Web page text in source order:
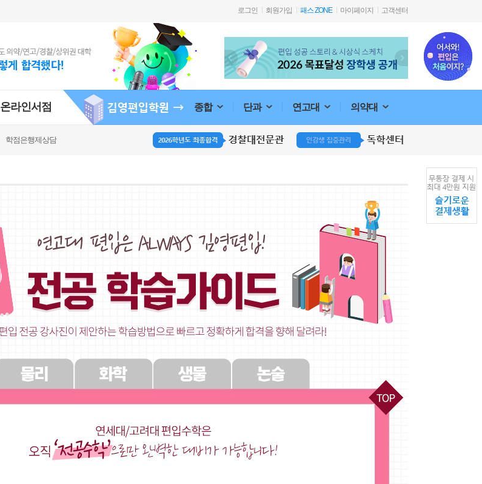
로그인 회원가입 패스 ZONE 마이페이지 고객센터
온라인서점 종합 단과 연고대 의약대
학점은행제상담